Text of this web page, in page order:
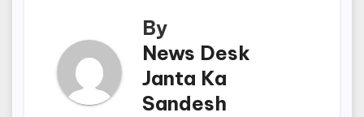
By
News Desk
Janta Ka
Sandesh